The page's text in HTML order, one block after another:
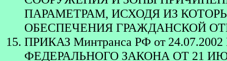
ПАРАМЕТРАМ, ИСХОДЯ ИЗ
ОБЕСПЕЧЕНИЯ ГРАЖДАНСКОЙ
ПРИКАЗ Минтранса РФ от
ФЕДЕРАЛЬНОГО ЗАКОНА ОТ 21